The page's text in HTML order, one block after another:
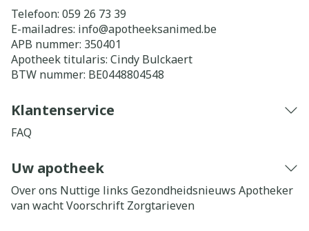
Telefoon: 059 26 73 39
E-mailadres: info@apotheeksanimed.be
APB nummer: 350401
Apotheek titularis: Cindy Bulckaert
BTW nummer: BE0448804548
Klantenservice
FAQ
Uw apotheek
Over ons Nuttige links Gezondheidsnieuws Apotheker
van wachtVoorschrift Zorgtarieven